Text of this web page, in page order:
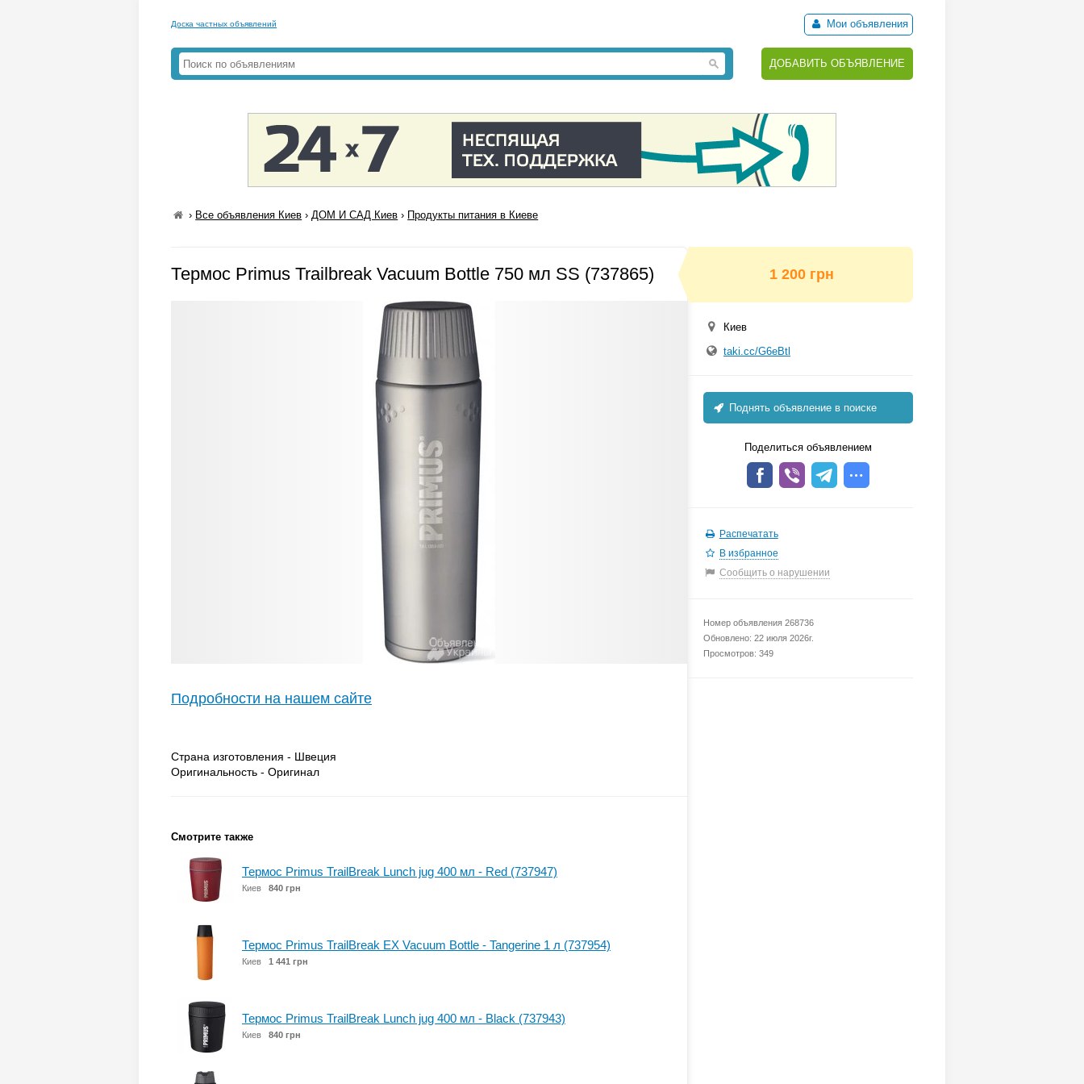
Доска частных объявлений Мои объявления
ДОБАВИТЬ ОБЪЯВЛЕНИЕ
› Все объявления Киев ›ДОМ И САД Киев › Продукты питания в Киеве
Термос Primus Trailbreak Vacuum Bottle 750 мл SS (737865)
Подробности на нашем сайте
Страна изготовления - Швеция
Оригинальность - Оригинал
Смотрите также
Термос Primus TrailBreak Lunch jug 400 мл - Red (737947)
Киев 840 грн
Термос Primus TrailBreak EX Vacuum Bottle - Tangerine 1 л (737954)
Киев 1 441 грн
Термос Primus TrailBreak Lunch jug 400 мл - Black (737943)
Киев 840 грн
1 200 грн
Киев
taki.cc/G6eBtl
Поднять объявление в поиске
Поделиться объявлением
Распечатать
В избранное
Сообщить о нарушении
Номер объявления 268736
Обновлено: 22 июля 2026г.
Просмотров: 349